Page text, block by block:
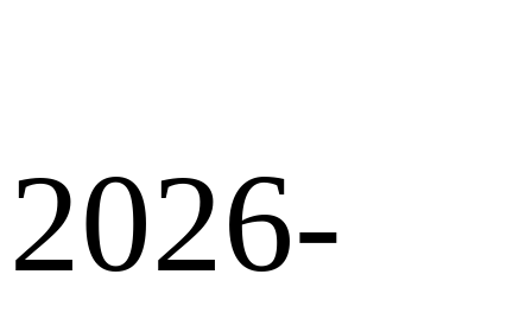
2026-